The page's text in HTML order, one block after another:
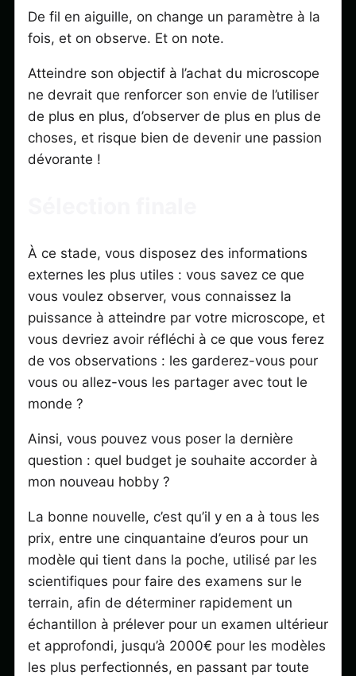
De fil en aiguille, on change un paramètre à la
fois, et on observe. Et on note.
Atteindre son objectif à l’achat du microscope
ne devrait que renforcer son envie de l’utiliser
de plus en plus, d’observer de plus en plus de
choses, et risque bien de devenir une passion
dévorante !
À ce stade, vous disposez des informations
externes les plus utiles : vous savez ce que
vous voulez observer, vous connaissez la
puissance à atteindre par votre microscope, et
vous devriez avoir réfléchi à ce que vous ferez
de vos observations : les garderez-vous pour
vous ou allez-vous les partager avec tout le
monde ?
Ainsi, vous pouvez vous poser la dernière
question : quel budget je souhaite accorder à
mon nouveau hobby ?
La bonne nouvelle, c’est qu’il y en a à tous les
prix, entre une cinquantaine d’euros pour un
modèle qui tient dans la poche, utilisé par les
scientifiques pour faire des examens sur le
terrain, afin de déterminer rapidement un
échantillon à prélever pour un examen ultérieur
et approfondi, jusqu’à 2000€ pour les modèles
les plus perfectionnés, en passant par toute